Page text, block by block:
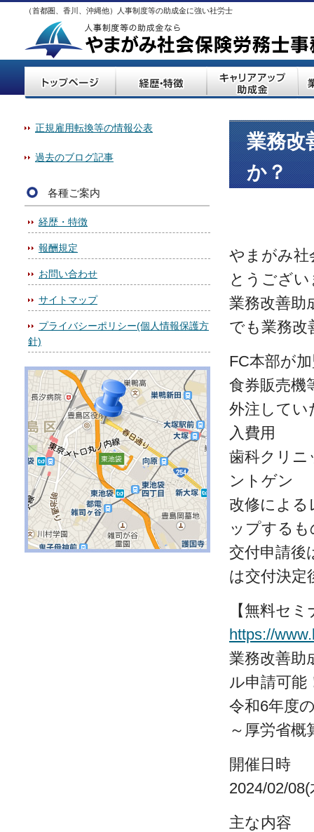
（首都圏、香川、沖縄他）人事制度等の助成金に強い社労士
業務改
か？
やまがみ社
とうござ
業務改善助
でも業務改
FC本部が
食券販売機
外注してい
入費用
歯科クリニ
ントゲン
改修による
ップするも
交付申請後
は交付決定
【無料セ
https://
業務改善助
ル申請可能
令和6年度
～厚労省概
開催日時
2024/02/
主な内容
正規雇用転換等の情報公表
過去のブログ記事
各種ご案内
経歴・特徴
報酬規定
お問い合わせ
サイトマップ
プライバシーポリシー(個人情報保護方
針)